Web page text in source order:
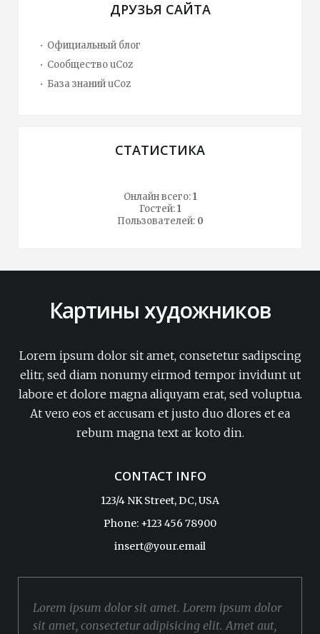
ДРУЗЬЯ САЙТА
Официальный блог
Сообщество uCoz
База знаний uCoz
СТАТИСТИКА
Онлайн всего:1
Гостей:1
Пользователей: 0
Картины художников
Lorem ipsum dolor sit amet, consetetur sadipscing
elitr, sed diam nonumy eirmod tempor invidunt ut
labore et dolore magna aliquyam erat, sed voluptua.
At vero eos et accusam et justo duo dlores et ea
rebum magna text ar koto din.
CONTACT INFO
123/4 NK Street, DC, USA
Phone: +123 456 78900
insert@your.email
Lorem ipsum dolor sit amet. Lorem ipsum dolor
sit amet, consectetur adipisicing elit. Amet aut,